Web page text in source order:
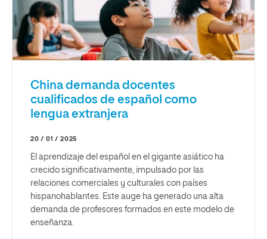
China demanda docentes
cualificados de español como
lengua extranjera
20 / 01 / 2025
El aprendizaje del español en el gigante asiático ha
crecido significativamente, impulsado por las
relaciones comerciales y culturales con países
hispanohablantes. Este auge ha generado una alta
demanda de profesores formados en este modelo de
enseñanza.